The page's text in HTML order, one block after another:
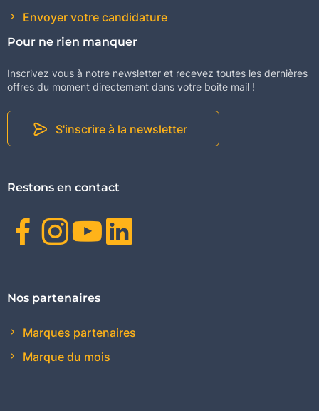
Envoyer votre candidature
Pour ne rien manquer
Inscrivez vous à notre newsletter et recevez toutes les dernières
offres du moment directement dans votre boite mail !
S'inscrire à la newsletter
Restons en contact
Facebook
Instagram
Youtube
Nos partenaires
Marques partenaires
Marque du mois